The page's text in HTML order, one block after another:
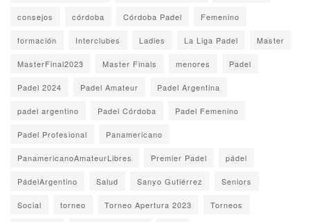
consejos córdoba Córdoba Padel Femenino
formación Interclubes Ladies La Liga Padel Master
MasterFinal2023 Master Finals menores Padel
Padel 2024 Padel Amateur Padel Argentina
padel argentino Padel Córdoba Padel Femenino
Padel Profesional Panamericano
PanamericanoAmateurLibres Premier Padel pádel
PádelArgentino Salud Sanyo Gutiérrez Seniors
Social torneo Torneo Apertura 2023 Torneos